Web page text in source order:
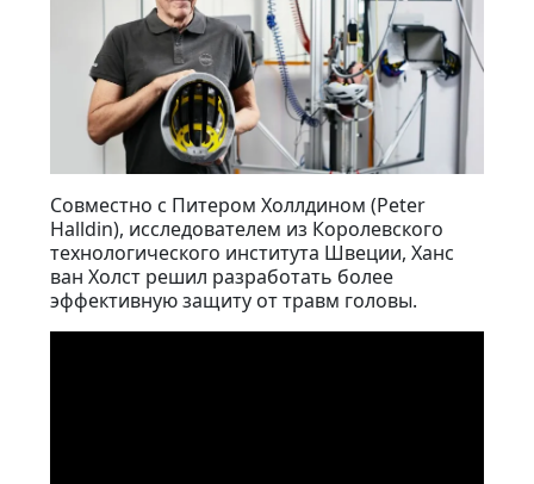
Совместно с Питером Холлдином (Peter
Halldin), исследователем из Королевского
технологического института Швеции, Ханс
ван Холст решил разработать более
эффективную защиту от травм головы.